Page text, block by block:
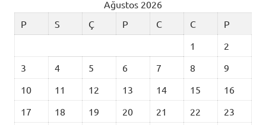
Ağustos 2026
P
S Ç P C C
P
1
2
3
4 5 6 7 8
9
10
11 12 13 14 15
16
17
18 19 20 21 22
23